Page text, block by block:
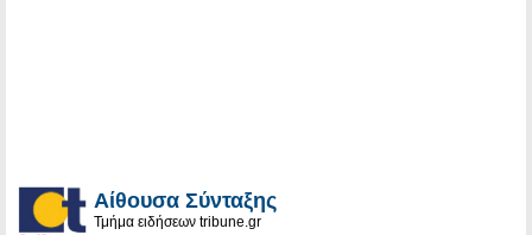
Αίθουσα Σύνταξης
Τμήμα ειδήσεων tribune.gr